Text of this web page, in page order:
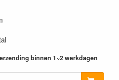
binnen 1~2 werkdagen